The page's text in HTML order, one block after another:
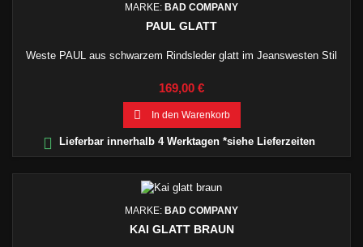
MARKE: BAD COMPANY
PAUL GLATT
Weste PAUL aus schwarzem Rindsleder glatt im Jeanswesten Stil
Preis
169,00 €
 In den Warenkorb
 Lieferbar innerhalb 4 Werktagen *siehe Lieferzeiten
MARKE: BAD COMPANY
KAI GLATT BRAUN